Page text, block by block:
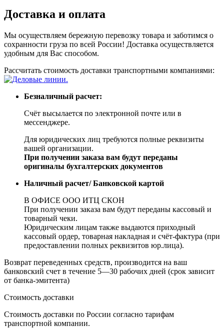
Доставка и оплата
Мы осуществляем бережную перевозку товара и заботимся о
сохранности груза по всей России! Доставка осуществляется
удобным для Вас способом.
Рассчитать стоимость доставки транспортными компаниями:
Безналичный расчет:
Счёт высылается по электронной почте или в
мессенджере.
Для юридических лиц требуются полные реквизиты
вашей организации.
При получении заказа вам будут переданы
оригиналы бухгалтерских документов
Наличный расчет/ Банковской картой
В ОФИСЕ ООО ИТЦ СКОН
При получении заказа вам будут переданы кассовый и
товарный чеки.
Юридическим лицам также выдаются приходный
кассовый ордер, товарная накладная и счёт-фактура (при
предоставлении полных реквизитов юр.лица).
Возврат переведенных средств, производится на ваш
банковский счет в течение 5—30 рабочих дней (срок зависит
от банка-эмитента)
Стоимость доставки
Стоимость доставки по России согласно тарифам
транспортной компании.